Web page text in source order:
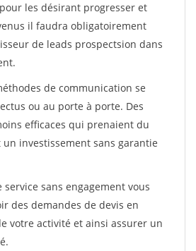
les désirant progresser et
il faudra obligatoirement
de leads prospectsion dans
de communication se
ou au porte à porte. Des
efficaces qui prenaient du
investissement sans garantie
sans engagement vous
des demandes de devis en
votre activité et ainsi assurer un